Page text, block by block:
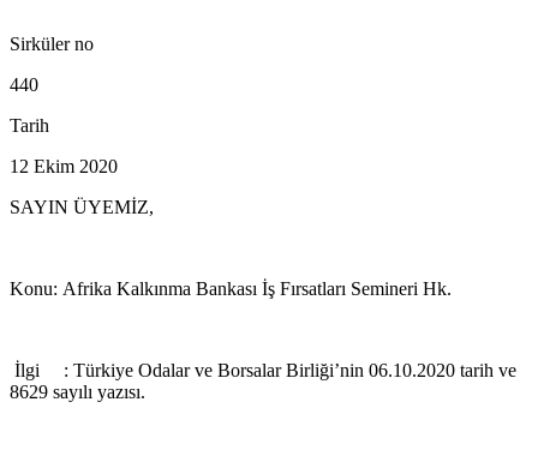
Sirküler no
440
Tarih
12 Ekim 2020
SAYIN ÜYEMİZ,
Konu: Afrika Kalkınma Bankası İş Fırsatları Semineri Hk.
İlgi : Türkiye Odalar ve Borsalar Birliği’nin 06.10.2020 tarih ve
8629 sayılı yazısı.